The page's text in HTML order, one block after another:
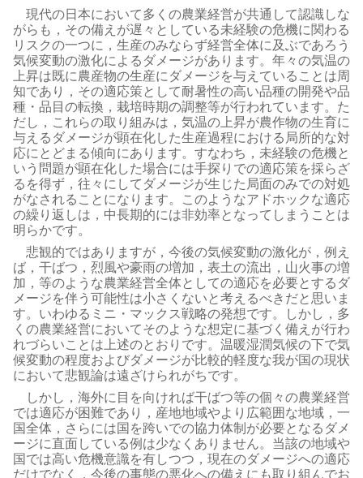
現代の日本において多くの農業経営が共通して認識しな
がらも，その備えが遅々としている未経験の危機に関わる
リスクの一つに，生産のみならず経営全体に及ぶであろう
気候変動の激化によるダメージがあります。年々の気温の
上昇は既に農産物の生産にダメージを与えていることは周
知であり，その適応策として耐暑性の高い品種の開発や品
種・品目の転換，栽培時期の調整等が行われています。た
だし，これらの取り組みは，気温の上昇が農作物の生育に
与えるダメージが顕在化した生産過程における局所的な対
応にとどまる傾向にあります。すなわち，未経験の危機と
いう問題が顕在化した場合には手探りでの適応策を採らざ
るを得ず，往々にしてダメージが生じた局面のみでの対処
がなされることになります。このようなアドホックな適応
の繰り返しは，中長期的には非効率となってしまうことは
明らかです。
悲観的ではありますが，今後の気候変動の激化が，例え
ば，干ばつ，烈風や豪雨の増加，表土の流出，山火事の増
加，等のような農業経営全体としての適応を必要とするダ
メージを伴う可能性は小さくないと考えるべきだと思いま
す。いわゆるミニ・マックス戦略の発想です。しかし，多
くの農業経営においてそのような想定に基づく備えが行わ
れづらいことは上述のとおりです。温暖湿潤気候の下で気
候変動の程度およびダメージが比較的軽度な我が国の現状
において悲観論は遠ざけられがちです。
しかし，海外に目を向ければ干ばつ等の個々の農業経営
では適応が困難であり，産地地域やより広範囲な地域，一
国全体，さらには国を跨いでの協力体制が必要となるダメ
ージに直面している例は少なくありません。当該の地域や
国では高い危機意識を有しつつ，現在のダメージへの適応
だけでなく，今後の事態の悪化への備えにも取り組んでお